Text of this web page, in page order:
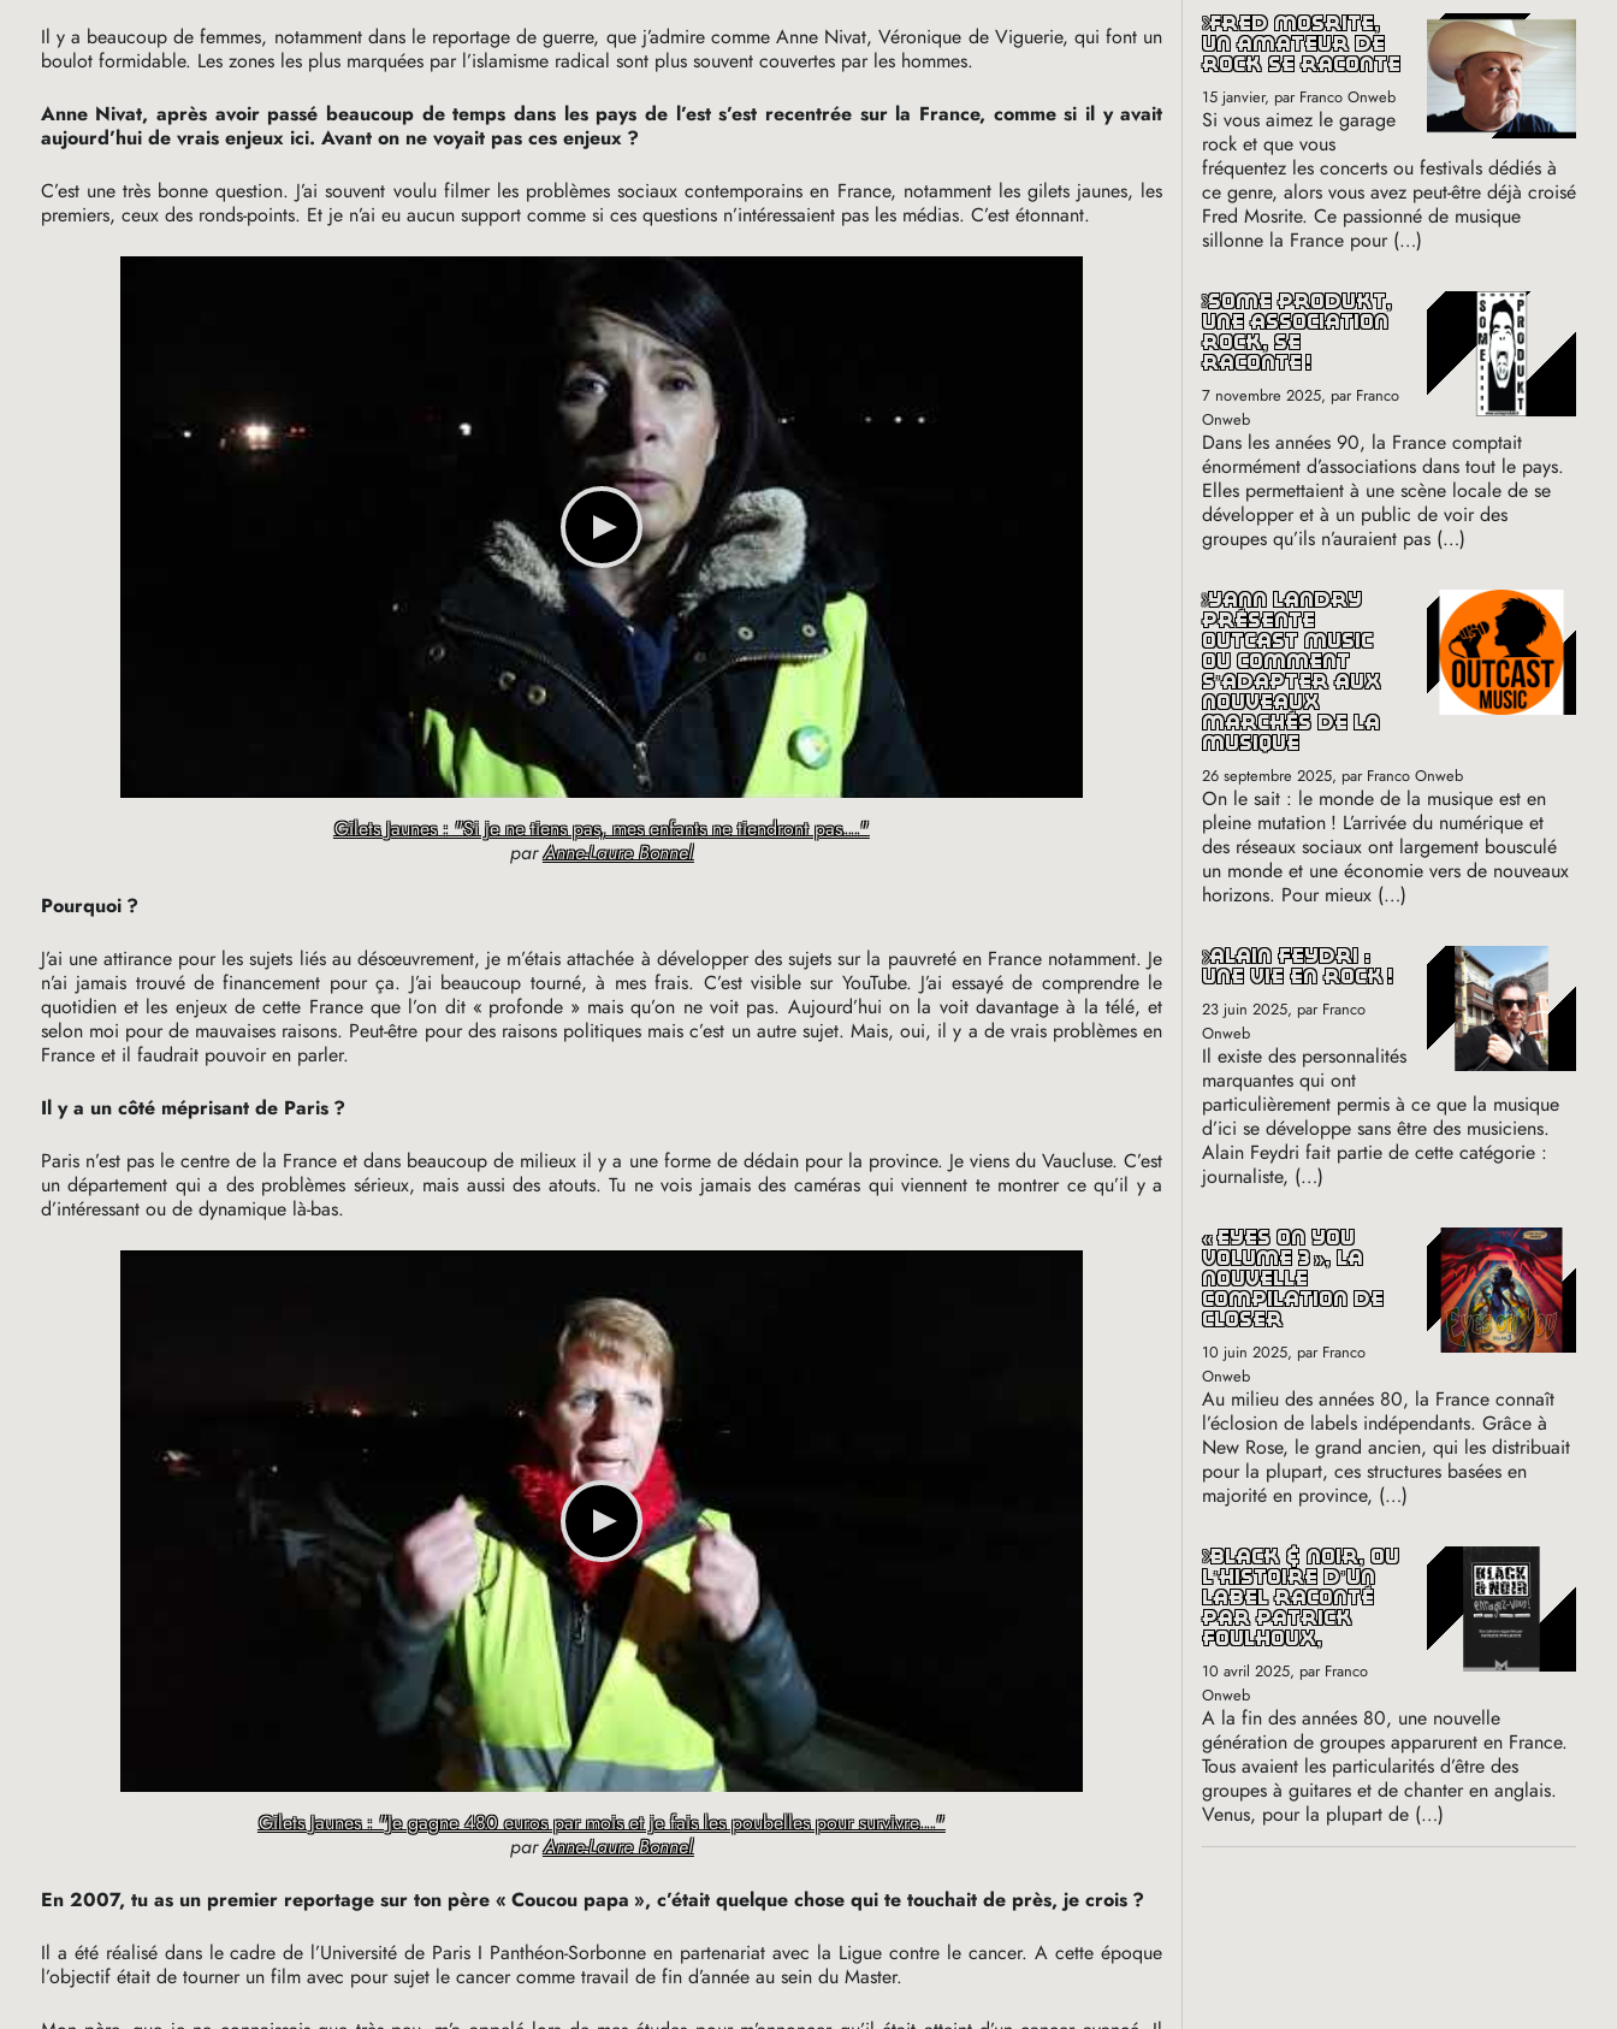
Il y a beaucoup de femmes, notamment dans le reportage de guerre, que j’admire comme Anne Nivat, Véronique de Viguerie, qui font un
boulot formidable. Les zones les plus marquées par l’islamisme radical sont plus souvent couvertes par les hommes.
Anne Nivat, après avoir passé beaucoup de temps dans les pays de l’est s’est recentrée sur la France, comme si il y avait
aujourd’hui de vrais enjeux ici. Avant on ne voyait pas ces enjeux ?
C’est une très bonne question. J’ai souvent voulu filmer les problèmes sociaux contemporains en France, notamment les gilets jaunes, les
premiers, ceux des ronds-points. Et je n’ai eu aucun support comme si ces questions n’intéressaient pas les médias. C’est étonnant.
Gilets Jaunes : "Si je ne tiens pas, mes enfants ne tiendront pas..."
parAnne-Laure Bonnel
Pourquoi ?
J’ai une attirance pour les sujets liés au désœuvrement, je m’étais attachée à développer des sujets sur la pauvreté en France notamment. Je
n’ai jamais trouvé de financement pour ça. J’ai beaucoup tourné, à mes frais. C’est visible sur YouTube. J’ai essayé de comprendre le
quotidien et les enjeux de cette France que l’on dit « profonde » mais qu’on ne voit pas. Aujourd’hui on la voit davantage à la télé, et
selon moi pour de mauvaises raisons. Peut-être pour des raisons politiques mais c’est un autre sujet. Mais, oui, il y a de vrais problèmes en
France et il faudrait pouvoir en parler.
Il y a un côté méprisant de Paris ?
Paris n’est pas le centre de la France et dans beaucoup de milieux il y a une forme de dédain pour la province. Je viens du Vaucluse. C’est
un département qui a des problèmes sérieux, mais aussi des atouts. Tu ne vois jamais des caméras qui viennent te montrer ce qu’il y a
d’intéressant ou de dynamique là-bas.
Gilets Jaunes : "Je gagne 480 euros par mois et je fais les poubelles pour survivre..."
parAnne-Laure Bonnel
En 2007, tu as un premier reportage sur ton père « Coucou papa », c’était quelque chose qui te touchait de près, je crois ?
Il a été réalisé dans le cadre de l’Université de Paris I Panthéon-Sorbonne en partenariat avec la Ligue contre le cancer. A cette époque
l’objectif était de tourner un film avec pour sujet le cancer comme travail de fin d’année au sein du Master.
fred mosrite,
un amateur de
rock se raconte
15 janvier, par Franco Onweb
Si vous aimez le garage
rock et que vous
fréquentez les concerts ou festivals dédiés à
ce genre, alors vous avez peut-être déjà croisé
Fred Mosrite. Ce passionné de musique
sillonne la France pour (…)
some produkt,
une association
rock, se
raconte !
7 novembre 2025, par Franco
Onweb
Dans les années 90, la France comptait
énormément d’associations dans tout le pays.
Elles permettaient à une scène locale de se
développer et à un public de voir des
groupes qu’ils n’auraient pas (…)
yann landry
présente
outcast music
où comment
s’adapter aux
nouveaux
marchés de la
musique
26 septembre 2025, par Franco Onweb
On le sait : le monde de la musique est en
pleine mutation ! L’arrivée du numérique et
des réseaux sociaux ont largement bousculé
un monde et une économie vers de nouveaux
horizons. Pour mieux (…)
alain feydri :
une vie en rock !
23 juin 2025, par Franco
Onweb
Il existe des personnalités
marquantes qui ont
particulièrement permis à ce que la musique
d’ici se développe sans être des musiciens.
Alain Feydri fait partie de cette catégorie :
journaliste, (…)
«eyes on you
volume 3», la
nouvelle
compilation de
closer
10 juin 2025, par Franco
Onweb
Au milieu des années 80, la France connaît
l’éclosion de labels indépendants. Grâce à
New Rose, le grand ancien, qui les distribuait
pour la plupart, ces structures basées en
majorité en province, (…)
black & noir, où
l’histoire d’un
label raconté
par patrick
foulhoux,
10 avril 2025, par Franco
Onweb
A la fin des années 80, une nouvelle
génération de groupes apparurent en France.
Tous avaient les particularités d’être des
groupes à guitares et de chanter en anglais.
Venus, pour la plupart de (…)